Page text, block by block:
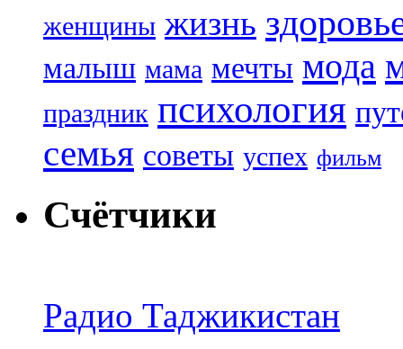
женщины жизнь
малыш мама мечты мода
праздник психология
семья советы успех фильм
Счётчики
Радио Таджикистан